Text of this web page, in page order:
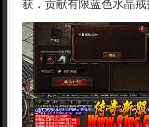
获，贡献有限蓝色水晶戒